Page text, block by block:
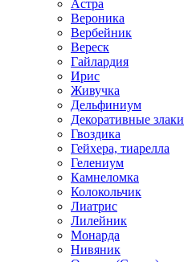
Астра
Вероника
Вербейник
Вереск
Гайлардия
Ирис
Живучка
Дельфиниум
Декоративные злаки
Гвоздика
Гейхера, тиарелла
Гелениум
Камнеломка
Колокольчик
Лиатрис
Лилейник
Монарда
Нивяник